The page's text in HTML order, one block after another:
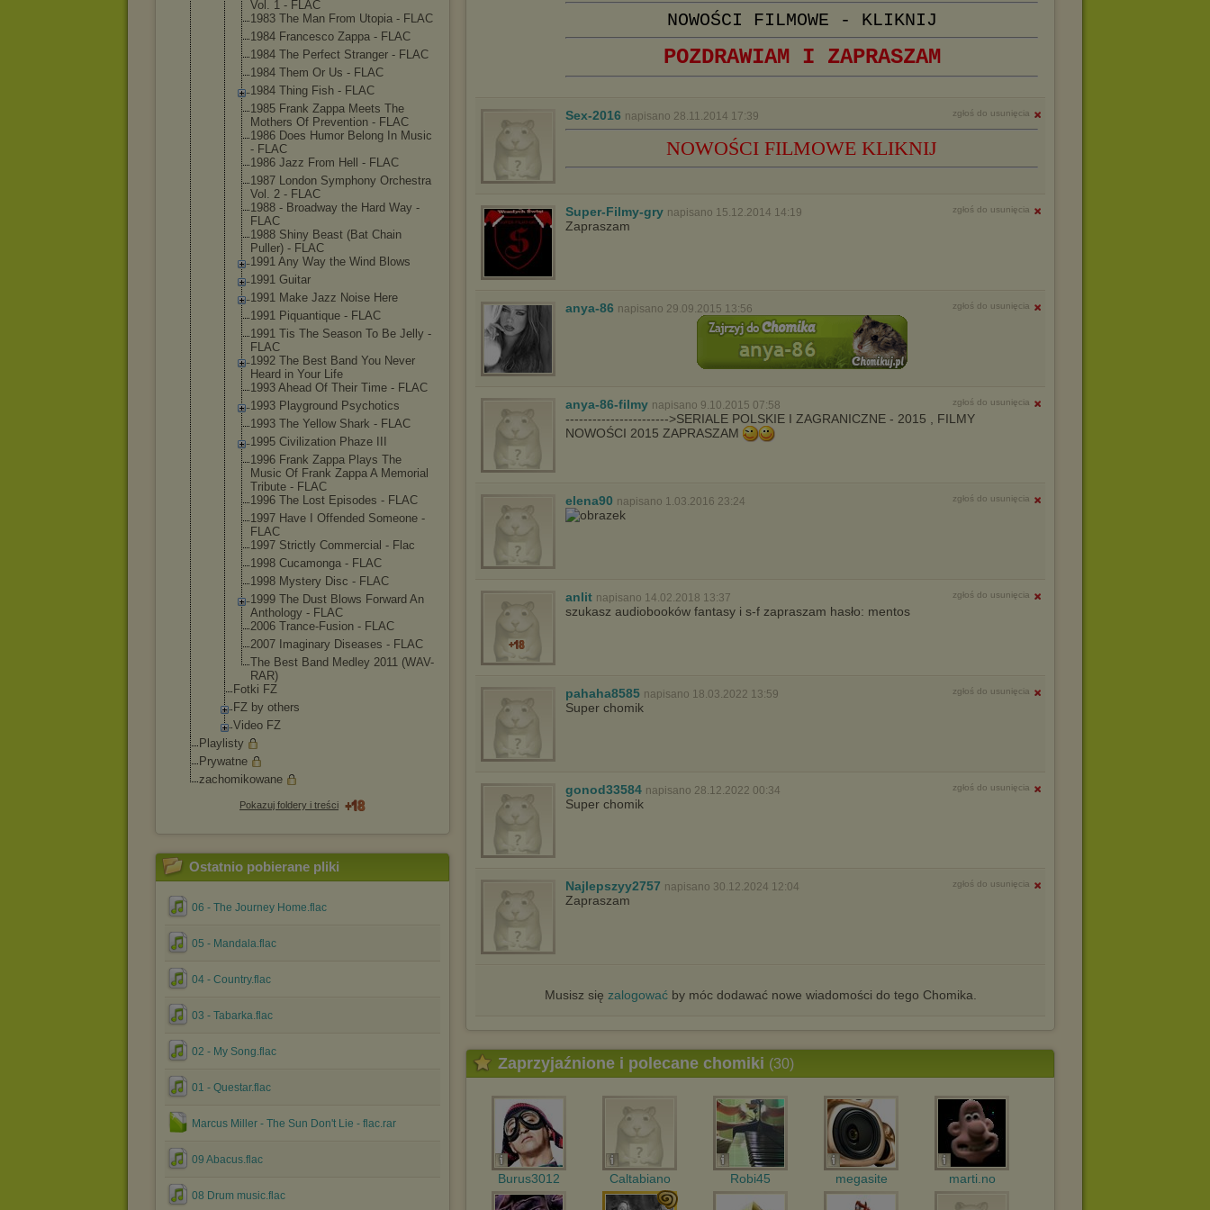
sposób uniemożliwiający przechowywanie plików cookies na
urządzeniu końcowym. Można również usunąć pliki cookies,
dokonując odpowiednich zmian w ustawieniach przeglądarki
http://chomikuj.pl/PolitykaPrywatnosci.aspx
Vol. 1 - FLAC
1983 The Man From Utopia - FLAC
1984 Francesco Zappa - FLAC
1984 The Perfect Stranger - FLAC
1984 Them Or Us - FLAC
1984 Thing Fish - FLAC
1985 Frank Zappa Meets The
Mothers Of Prevention - FLAC
1986 Does Humor Belong In Music
- FLAC
1986 Jazz From Hell - FLAC
1987 London Symphony Orchestra
Vol. 2 - FLAC
1988 - Broadway the Hard Way -
FLAC
1988 Shiny Beast (Bat Chain
Puller) - FLAC
1991 Any Way the Wind Blows
1991 Guitar
1991 Make Jazz Noise Here
1991 Piquantique - FLAC
1991 Tis The Season To Be Jelly -
FLAC
1992 The Best Band You Never
Heard in Your Life
1993 Ahead Of Their Time - FLAC
1993 Playground Psychotics
1993 The Yellow Shark - FLAC
1995 Civilization Phaze III
1996 Frank Zappa Plays The
Music Of Frank Zappa A Memorial
Tribute - FLAC
1996 The Lost Episodes - FLAC
1997 Have I Offended Someone -
FLAC
1997 Strictly Commercial - Flac
1998 Cucamonga - FLAC
1998 Mystery Disc - FLAC
1999 The Dust Blows Forward An
Anthology - FLAC
2006 Trance-Fusion - FLAC
2007 Imaginary Diseases - FLAC
The Best Band Medley 2011 (WAV-
RAR)
Fotki FZ
FZ by others
Video FZ
Playlisty
Prywatne
zachomikowane
Pokazuj foldery i treści
Ostatnio pobierane pliki
06 - The Journey Home.flac
05 - Mandala.flac
04 - Country.flac
03 - Tabarka.flac
02 - My Song.flac
01 - Questar.flac
Marcus Miller - The Sun Don't Lie - flac.rar
09 Abacus.flac
08 Drum music.flac
NOWOŚCI FILMOWE - KLIKNIJ
POZDRAWIAM I ZAPRASZAM
Sex-2016 napisano 28.11.2014 17:39 zgłoś do usunięcia
NOWOŚCI FILMOWE KLIKNIJ
Super-Filmy-gry napisano 15.12.2014 14:19 zgłoś do usunięcia
Zapraszam
anya-86 napisano 29.09.2015 13:56 zgłoś do usunięcia
anya-86-filmy napisano 9.10.2015 07:58 zgłoś do usunięcia
----------------------->SERIALE POLSKIE I ZAGRANICZNE - 2015 , FILMY
NOWOŚCI 2015 ZAPRASZAM
elena90 napisano 1.03.2016 23:24 zgłoś do usunięcia
anlit napisano 14.02.2018 13:37 zgłoś do usunięcia
szukasz audiobooków fantasy i s-f zapraszam hasło: mentos
pahaha8585 napisano 18.03.2022 13:59 zgłoś do usunięcia
Super chomik
gonod33584 napisano 28.12.2022 00:34 zgłoś do usunięcia
Super chomik
Najlepszyy2757 napisano 30.12.2024 12:04 zgłoś do usunięcia
Zapraszam
Musisz się zalogowaćby móc dodawać nowe wiadomości do tego Chomika.
Zaprzyjaźnione i polecane chomiki (30)
Burus3012 Caltabiano Robi45 megasite marti.no